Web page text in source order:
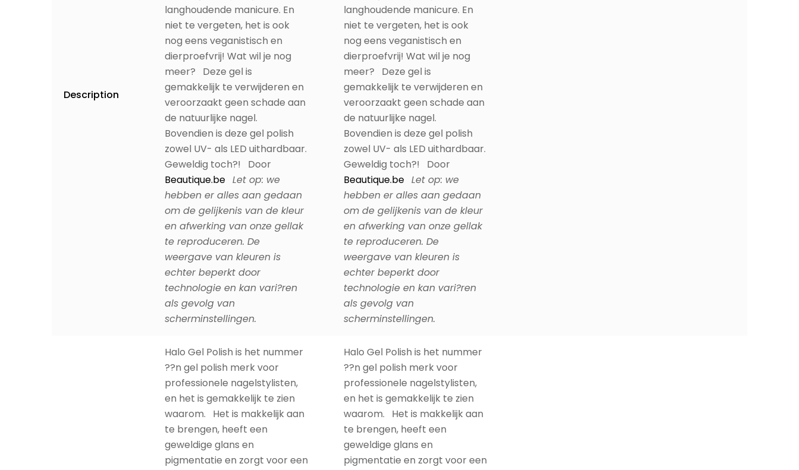
nog eens veganistisch en
dierproefvrij! Wat wil je nog
meer? Deze gel is
gemakkelijk te verwijderen en
veroorzaakt geen schade aan
de natuurlijke nagel.
Bovendien is deze gel polish
zowel UV- als LED uithardbaar.
Geweldig toch?! Door
Beautique.be
Let op: we
hebben er alles aan gedaan
om de gelijkenis van de kleur
en afwerking van onze gellak
te reproduceren. De
weergave van kleuren is
echter beperkt door
technologie en kan vari?ren
als gevolg van
scherminstellingen.
nog eens veganistisch en
dierproefvrij! Wat wil je nog
meer? Deze gel is
gemakkelijk te verwijderen en
veroorzaakt geen schade aan
de natuurlijke nagel.
Bovendien is deze gel polish
zowel UV- als LED uithardbaar.
Geweldig toch?! Door
Beautique.be
Let op: we
hebben er alles aan gedaan
om de gelijkenis van de kleur
en afwerking van onze gellak
te reproduceren. De
weergave van kleuren is
echter beperkt door
technologie en kan vari?ren
als gevolg van
scherminstellingen.
Halo Gel Polish is het nummer
professionele nagelstylisten,
en het is gemakkelijk te zien
waarom. Het is makkelijk aan
te brengen, heeft een
geweldige glans en
pigmentatie en zorgt voor een
15-daagse chip-vrije,
langhoudende manicure. En
Halo Gel Polish is het nummer
professionele nagelstylisten,
en het is gemakkelijk te zien
waarom. Het is makkelijk aan
te brengen, heeft een
geweldige glans en
pigmentatie en zorgt voor een
15-daagse chip-vrije,
langhoudende manicure. En